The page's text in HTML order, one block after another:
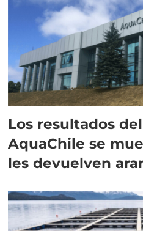
Los resultados
AquaChile se
les devuelven